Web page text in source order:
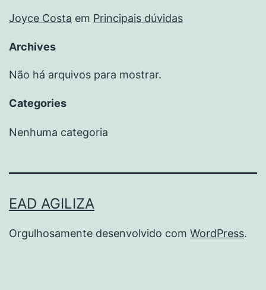
Joyce Costa em Principais dúvidas
Archives
Não há arquivos para mostrar.
Categories
Nenhuma categoria
EAD AGILIZA
Orgulhosamente desenvolvido com WordPress.